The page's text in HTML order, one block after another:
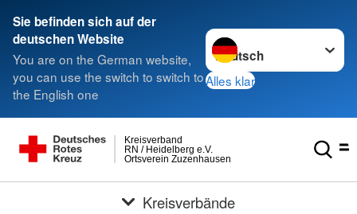
Sie befinden sich auf der
deutschen Website
You are on the German website,
you can use the switch to switch to
the English one
Sprache wechseln zu
Alles klar
Ortsverein Zuzenhausen
RN / Heidelberg e.V.
Kreisverband
Kreisverbände